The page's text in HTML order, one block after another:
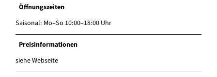
Öffnungszeiten
Saisonal: Mo–So 10:00–18:00 Uhr
Preisinformationen
siehe Webseite